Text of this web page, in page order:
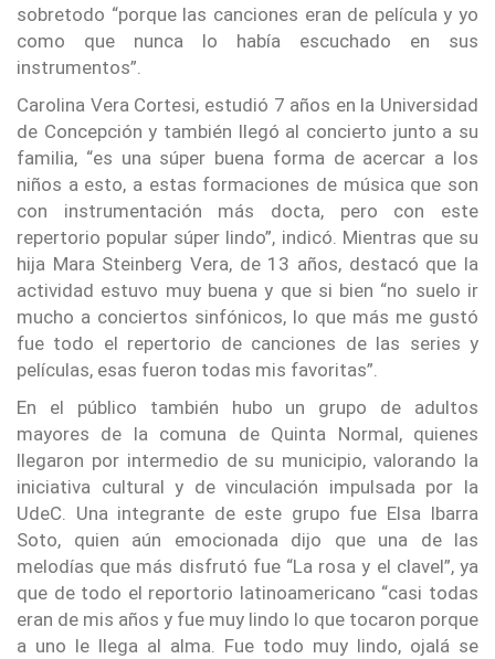
sobretodo “porque las canciones eran de película y yo
como que nunca lo había escuchado en sus
instrumentos”.
Carolina Vera Cortesi, estudió 7 años en la Universidad
de Concepción y también llegó al concierto junto a su
familia, “es una súper buena forma de acercar a los
niños a esto, a estas formaciones de música que son
con instrumentación más docta, pero con este
repertorio popular súper lindo”, indicó. Mientras que su
hija Mara Steinberg Vera, de 13 años, destacó que la
actividad estuvo muy buena y que si bien “no suelo ir
mucho a conciertos sinfónicos, lo que más me gustó
fue todo el repertorio de canciones de las series y
películas, esas fueron todas mis favoritas”.
En el público también hubo un grupo de adultos
mayores de la comuna de Quinta Normal, quienes
llegaron por intermedio de su municipio, valorando la
iniciativa cultural y de vinculación impulsada por la
UdeC. Una integrante de este grupo fue Elsa Ibarra
Soto, quien aún emocionada dijo que una de las
melodías que más disfrutó fue “La rosa y el clavel”, ya
que de todo el reportorio latinoamericano “casi todas
eran de mis años y fue muy lindo lo que tocaron porque
a uno le llega al alma. Fue todo muy lindo, ojalá se